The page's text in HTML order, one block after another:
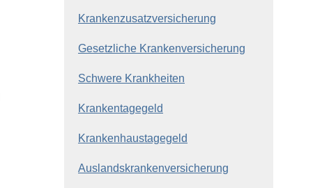
Kranken­zusatz­ver­si­che­rung
Gesetzliche Kranken­ver­si­che­rung
Schwe­re Krank­hei­ten
Krankentagegeld
Krankenhaustagegeld
Auslandskrankenversicherung